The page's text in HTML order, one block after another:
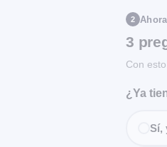
2
3
Con
¿Ya
Sí,